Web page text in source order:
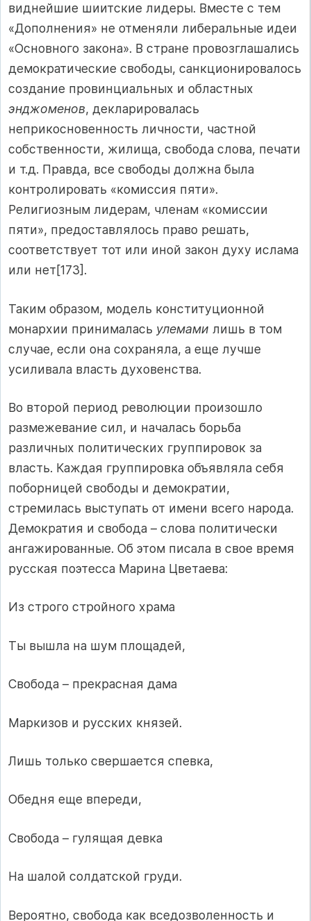
виднейшие шиитские лидеры. Вместе с тем
«Дополнения» не отменяли либеральные идеи
«Основного закона». В стране провозглашались
демократические свободы, санкционировалось
создание провинциальных и областных
энджоменов, декларировалась
неприкосновенность личности, частной
собственности, жилища, свобода слова, печати
и т.д. Правда, все свободы должна была
контролировать «комиссия пяти».
Религиозным лидерам, членам «комиссии
пяти», предоставлялось право решать,
соответствует тот или иной закон духу ислама
или нет[173].
Таким образом, модель конституционной
монархии принималась улемами лишь в том
случае, если она сохраняла, а еще лучше
усиливала власть духовенства.
Во второй период революции произошло
размежевание сил, и началась борьба
различных политических группировок за
власть. Каждая группировка объявляла себя
поборницей свободы и демократии,
стремилась выступать от имени всего народа.
Демократия и свобода – слова политически
ангажированные. Об этом писала в свое время
русская поэтесса Марина Цветаева:
Из строго стройного храма
Ты вышла на шум площадей,
Свобода – прекрасная дама
Маркизов и русских князей.
Лишь только свершается спевка,
Обедня еще впереди,
Свобода – гулящая девка
На шалой солдатской груди.
Вероятно, свобода как вседозволенность и